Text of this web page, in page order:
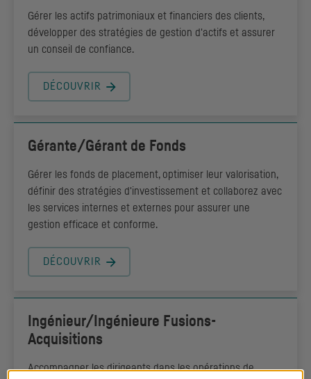
Gérer les actifs patrimoniaux et financiers des clients,
développer des stratégies de gestion d'actifs et assurer
un conseil de confiance.
DÉCOUVRIR
Gérante/Gérant de Fonds
Gérer les fonds de placement, optimiser leur valorisation,
définir des stratégies d'investissement et collaborez avec
les services internes et externes pour assurer une
gestion efficace et conforme.
DÉCOUVRIR
Ingénieur/Ingénieure Fusions-
Acquisitions
Accompagner les dirigeants dans les opérations de